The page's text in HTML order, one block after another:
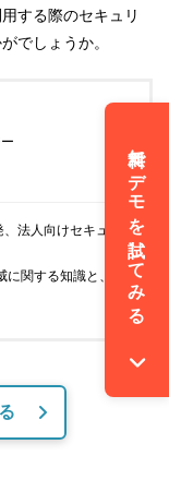
する際のセキュリ
でしょうか。
法人向けセキュリ
関する知識と、業
無料でデモを試してみる